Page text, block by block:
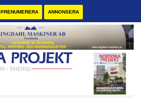
PRENUMERERA ANNONSERA